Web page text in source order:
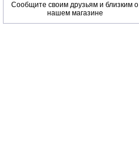
Сообщите своим друзьям и близким о
нашем магазине